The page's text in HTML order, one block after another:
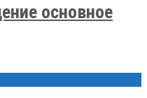
основное